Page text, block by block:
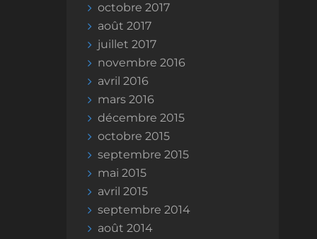
octobre 2017
août 2017
juillet 2017
novembre 2016
avril 2016
mars 2016
décembre 2015
octobre 2015
septembre 2015
mai 2015
avril 2015
septembre 2014
août 2014